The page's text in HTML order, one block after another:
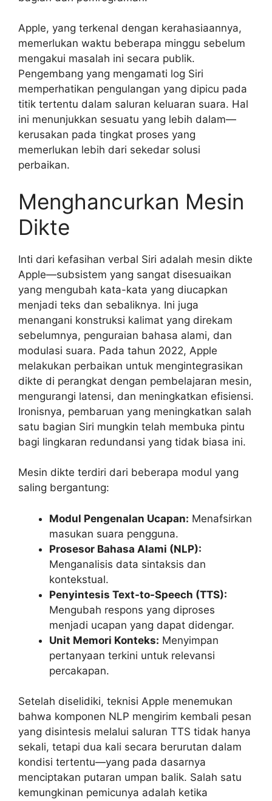
Apple, yang terkenal dengan kerahasiaannya,
memerlukan waktu beberapa minggu sebelum
mengakui masalah ini secara publik.
Pengembang yang mengamati log Siri
memperhatikan pengulangan yang dipicu pada
titik tertentu dalam saluran keluaran suara. Hal
ini menunjukkan sesuatu yang lebih dalam—
kerusakan pada tingkat proses yang
memerlukan lebih dari sekedar solusi
perbaikan.
Menghancurkan Mesin
Dikte
Inti dari kefasihan verbal Siri adalah mesin dikte
Apple—subsistem yang sangat disesuaikan
yang mengubah kata-kata yang diucapkan
menjadi teks dan sebaliknya. Ini juga
menangani konstruksi kalimat yang direkam
sebelumnya, penguraian bahasa alami, dan
modulasi suara. Pada tahun 2022, Apple
melakukan perbaikan untuk mengintegrasikan
dikte di perangkat dengan pembelajaran mesin,
mengurangi latensi, dan meningkatkan efisiensi.
Ironisnya, pembaruan yang meningkatkan salah
satu bagian Siri mungkin telah membuka pintu
bagi lingkaran redundansi yang tidak biasa ini.
Mesin dikte terdiri dari beberapa modul yang
saling bergantung:
Modul Pengenalan Ucapan: Menafsirkan
masukan suara pengguna.
Prosesor Bahasa Alami (NLP):
Menganalisis data sintaksis dan
kontekstual.
Penyintesis Text-to-Speech (TTS):
Mengubah respons yang diproses
menjadi ucapan yang dapat didengar.
Unit Memori Konteks: Menyimpan
pertanyaan terkini untuk relevansi
percakapan.
Setelah diselidiki, teknisi Apple menemukan
bahwa komponen NLP mengirim kembali pesan
yang disintesis melalui saluran TTS tidak hanya
sekali, tetapi dua kali secara berurutan dalam
kondisi tertentu—yang pada dasarnya
menciptakan putaran umpan balik. Salah satu
kemungkinan pemicunya adalah ketika